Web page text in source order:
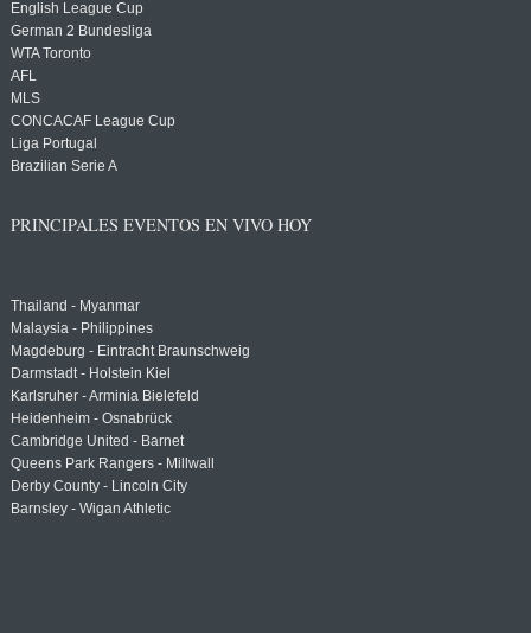
English League Cup
German 2 Bundesliga
WTA Toronto
AFL
MLS
CONCACAF League Cup
Liga Portugal
Brazilian Serie A
PRINCIPALES EVENTOS EN VIVO HOY
Thailand - Myanmar
Malaysia - Philippines
Magdeburg - Eintracht Braunschweig
Darmstadt - Holstein Kiel
Karlsruher - Arminia Bielefeld
Heidenheim - Osnabrück
Cambridge United - Barnet
Queens Park Rangers - Millwall
Derby County - Lincoln City
Barnsley - Wigan Athletic